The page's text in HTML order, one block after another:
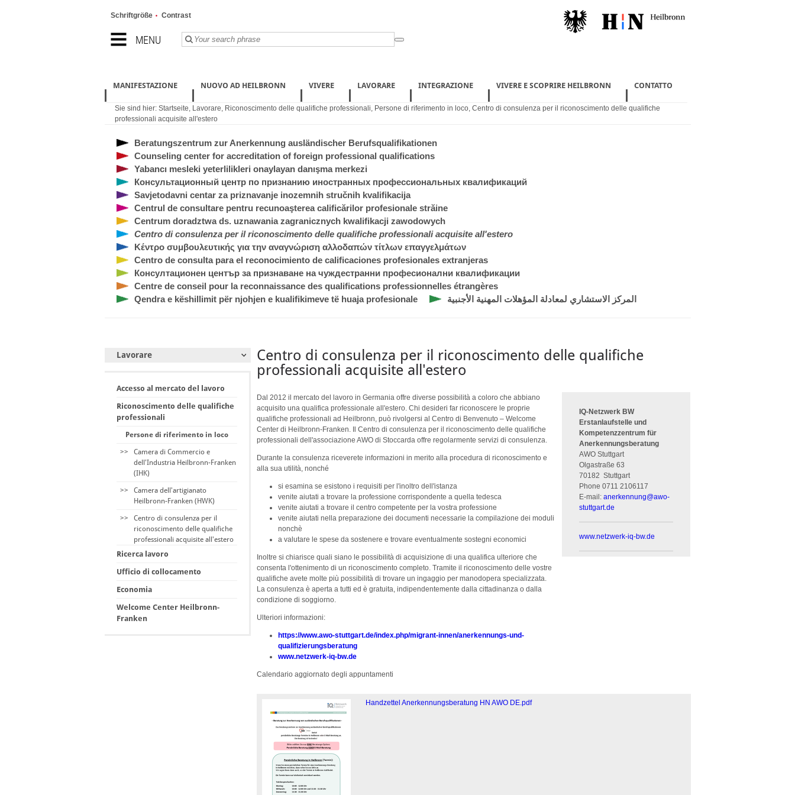
MENU
Schriftgröße Contrast
MANIFESTAZIONE NUOVO AD HEILBRONN VIVERE LAVORARE INTEGRAZIONE VIVERE E SCOPRIRE HEILBRONN CONTATTO
Sie sind hier: Startseite, Lavorare, Riconoscimento delle qualifiche professionali, Persone di riferimento in loco, Centro di consulenza per il riconoscimento delle qualifiche
professionali acquisite all'estero
Beratungszentrum zur Anerkennung ausländischer Berufsqualifikationen
Counseling center for accreditation of foreign professional qualifications
Yabancı mesleki yeterlilikleri onaylayan danışma merkezi
Консультационный центр по признанию иностранных профессиональных квалификаций
Savjetodavni centar za priznavanje inozemnih stručnih kvalifikacija
Centrul de consultare pentru recunoaşterea calificărilor profesionale străine
Centrum doradztwa ds. uznawania zagranicznych kwalifikacji zawodowych
Centro di consulenza per il riconoscimento delle qualifiche professionali acquisite all'estero
Κέντρο συμβουλευτικής για την αναγνώριση αλλοδαπών τίτλων επαγγελμάτων
Centro de consulta para el reconocimiento de calificaciones profesionales extranjeras
Консултационен център за признаване на чуждестранни професионални квалификации
Centre de conseil pour la reconnaissance des qualifications professionnelles étrangères
Qendra e këshillimit për njohjen e kualifikimeve të huaja profesionale
المركز الاستشاري لمعادلة المؤهلات المهنية الأجنبية
Lavorare
Accesso al mercato del lavoro
Riconoscimento delle qualifiche
professionali
Persone di riferimento in loco
>>
Camera di Commercio e
dell'Industria Heilbronn-Franken
(IHK)
>>
Camera dell'artigianato
Heilbronn-Franken (HWK)
>>
Centro di consulenza per il
riconoscimento delle qualifiche
professionali acquisite all'estero
Ricerca lavoro
Ufficio di collocamento
Economia
Welcome Center Heilbronn-
Franken
Centro di consulenza per il riconoscimento delle qualifiche
professionali acquisite all'estero
Dal 2012 il mercato del lavoro in Germania offre diverse possibilità a coloro che abbiano
acquisito una qualifica professionale all'estero. Chi desideri far riconoscere le proprie
qualifiche professionali ad Heilbronn, può rivolgersi al Centro di Benvenuto – Welcome
Center di Heilbronn-Franken. Il Centro di consulenza per il riconoscimento delle qualifiche
professionali dell'associazione AWO di Stoccarda offre regolarmente servizi di consulenza.
Durante la consulenza riceverete informazioni in merito alla procedura di riconoscimento e
alla sua utilità, nonché
si esamina se esistono i requisiti per l'inoltro dell'istanza
venite aiutati a trovare la professione corrispondente a quella tedesca
venite aiutati a trovare il centro competente per la vostra professione
venite aiutati nella preparazione dei documenti necessarie la compilazione dei moduli
nonchè
a valutare le spese da sostenere e trovare eventualmente sostegni economici
Inoltre si chiarisce quali siano le possibilità di acquisizione di una qualifica ulteriore che
consenta l'ottenimento di un riconoscimento completo. Tramite il riconoscimento delle vostre
qualifiche avete molte più possibilità di trovare un ingaggio per manodopera specializzata.
La consulenza è aperta a tutti ed è gratuita, indipendentemente dalla cittadinanza o dalla
condizione di soggiorno.
Ulteriori informazioni:
https://www.awo-stuttgart.de/index.php/migrant-innen/anerkennungs-und-
qualifizierungsberatung
www.netzwerk-iq-bw.de
Calendario aggiornato degli appuntamenti
IQ-Netzwerk BW
Erstanlaufstelle und
Kompetenzzentrum für
Anerkennungsberatung
AWO Stuttgart
Olgastraße 63
70182 Stuttgart
Phone0711 2106117
E-mail:anerkennung@awo-
stuttgart.de
www.netzwerk-iq-bw.de
Handzettel Anerkennungsberatung HN AWO DE.pdf